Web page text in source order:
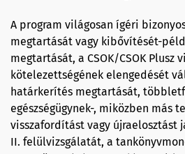
A program világosan ígéri
megtartását vagy kibővítését-
megtartását, a CSOK/CSOK Plusz
kötelezettségének elengedését
határkerítés megtartását,
egészségügynek-, miközben más
visszafordítást vagy újraelosztást
II. felülvizsgálatát, a